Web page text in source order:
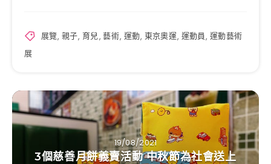
展覽, 親子,育兒,藝術, 運動, 東京奧運, 運動員,運動藝術
展
19/08/2021
3個慈善月餅義賣活動 中秋節為社會送上